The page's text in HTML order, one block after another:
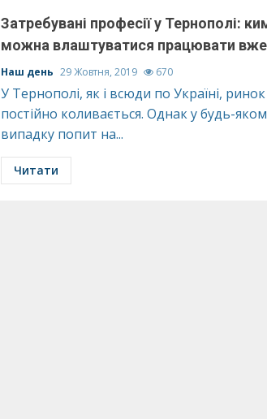
Затребувані професії у Тернополі:
можна влаштуватися працювати вже
Наш день 29 Жовтня, 2019 670
У Тернополі, як і всюди по Україні,
постійно коливається. Однак у будь-
випадку попит на...
Читати